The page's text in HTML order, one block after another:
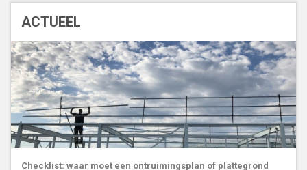
ACTUEEL
Checklist: waar moet een ontruimingsplan of plattegrond